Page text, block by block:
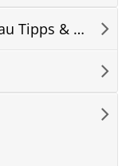
Tiguan 3 - Werkstattecke & Einbau Tipps & Tricks